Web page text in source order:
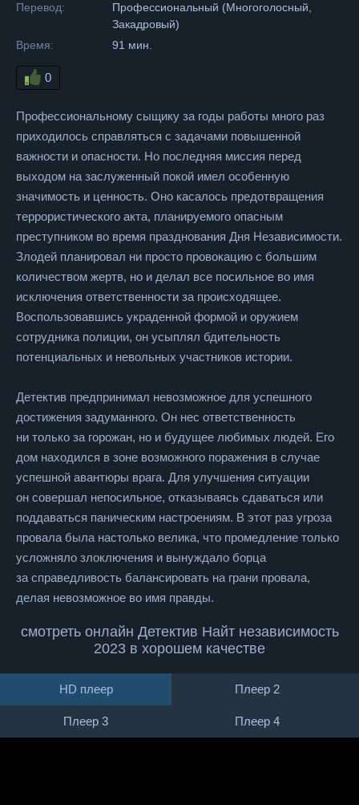
Перевод:
Профессиональный (Многоголосный,
Закадровый)
Время:
91 мин.
0
Профессиональному сыщику за годы работы много раз
приходилось справляться с задачами повышенной
важности и опасности. Но последняя миссия перед
выходом на заслуженный покой имел особенную
значимость и ценность. Оно касалось предотвращения
террористического акта, планируемого опасным
преступником во время празднования Дня Независимости.
Злодей планировал ни просто провокацию с большим
количеством жертв, но и делал все посильное во имя
исключения ответственности за происходящее.
Воспользовавшись украденной формой и оружием
сотрудника полиции, он усыплял бдительность
потенциальных и невольных участников истории.
Детектив предпринимал невозможное для успешного
достижения задуманного. Он нес ответственность
ни только за горожан, но и будущее любимых людей. Его
дом находился в зоне возможного поражения в случае
успешной авантюры врага. Для улучшения ситуации
он совершал непосильное, отказываясь сдаваться или
поддаваться паническим настроениям. В этот раз угроза
провала была настолько велика, что промедление только
усложняло злоключения и вынуждало борца
за справедливость балансировать на грани провала,
делая невозможное во имя правды.
смотреть онлайн Детектив Найт независимость
2023 в хорошем качестве
HD плеер Плеер 2
Плеер 3 Плеер 4